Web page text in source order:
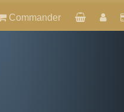
Commander